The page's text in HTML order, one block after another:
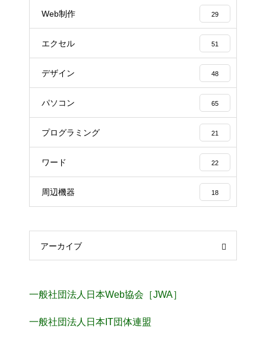
Web制作 29
エクセル 51
デザイン 48
パソコン 65
プログラミング 21
ワード 22
周辺機器 18
アーカイブ
一般社団法人日本Web協会［JWA］
一般社団法人日本IT団体連盟